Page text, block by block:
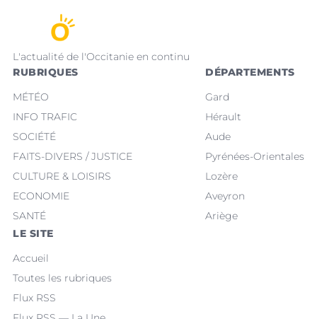
L'actualité de l'Occitanie en continu
RUBRIQUES
MÉTÉO
INFO TRAFIC
SOCIÉTÉ
FAITS-DIVERS / JUSTICE
CULTURE & LOISIRS
ECONOMIE
SANTÉ
DÉPARTEMENTS
Gard
Hérault
Aude
Pyrénées-Orientales
Lozère
Aveyron
Ariège
LE SITE
Accueil
Toutes les rubriques
Flux RSS